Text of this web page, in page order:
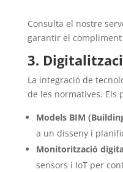
Consulta el nostre
garantir el
3.
La integració de
de les normatives. Els
Models BIM
a un disseny i
Monitorització
sensors i IoT per